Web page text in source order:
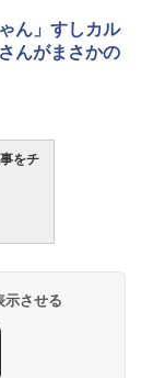
ん」すしカル
んがまさかの
をチ
示させる